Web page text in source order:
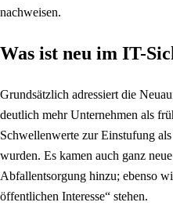
nachweisen.
Was ist neu im IT-
Grundsätzlich adressiert die
deutlich mehr Unternehmen als
Schwellenwerte zur Einstufung
wurden. Es kamen auch ganz
Abfallentsorgung hinzu; ebenso
öffentlichen Interesse“ stehen.